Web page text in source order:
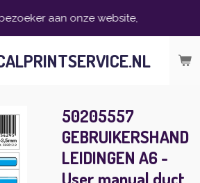
aan onze website,
50205557
GEBRUIKERSHAND
LEIDINGEN A6 -
User manual duct